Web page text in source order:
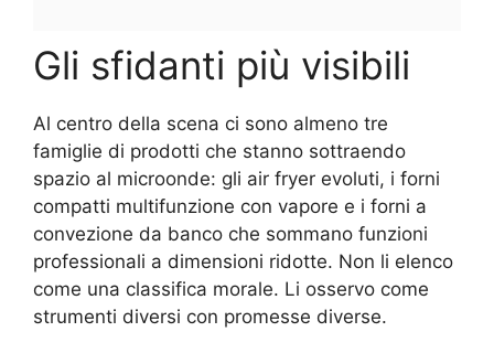
Gli sfidanti più visibili
Al centro della scena ci sono almeno tre
famiglie di prodotti che stanno sottraendo
spazio al microonde: gli air fryer evoluti, i forni
compatti multifunzione con vapore e i forni a
convezione da banco che sommano funzioni
professionali a dimensioni ridotte. Non li elenco
come una classifica morale. Li osservo come
strumenti diversi con promesse diverse.